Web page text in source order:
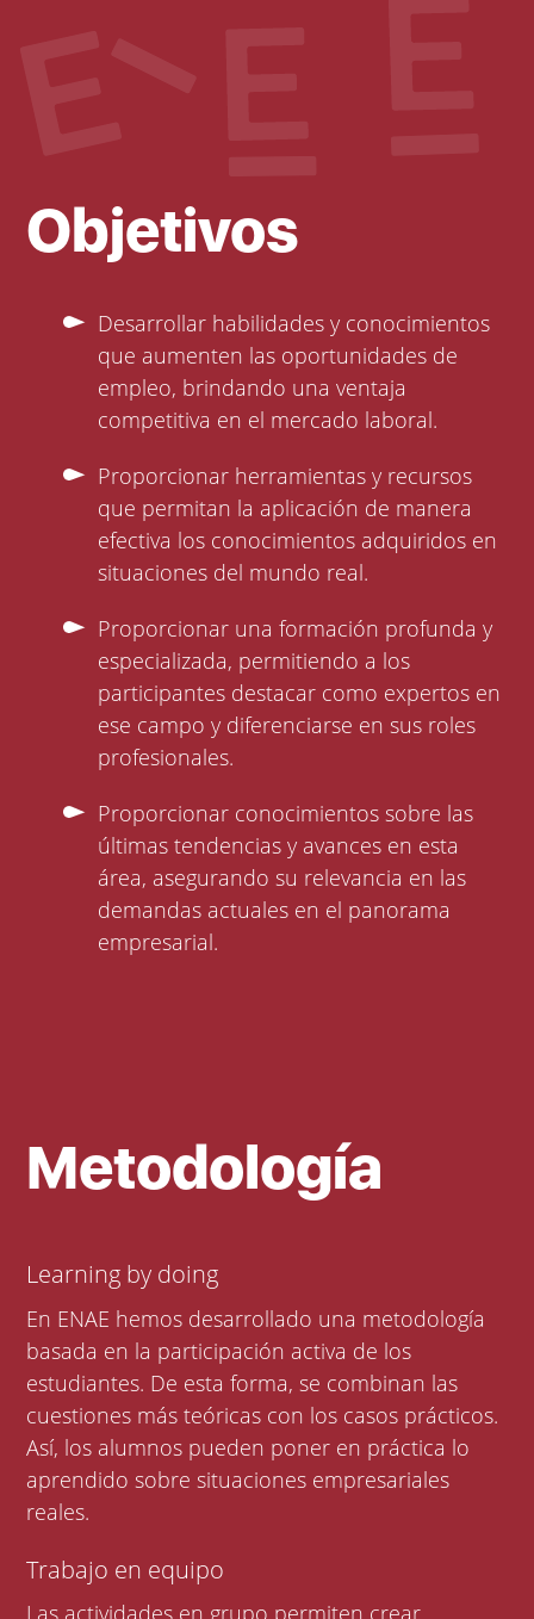
Objetivos
Desarrollar habilidades y conocimientos
que aumenten las oportunidades de
empleo, brindando una ventaja
competitiva en el mercado laboral.
Proporcionar herramientas y recursos
que permitan la aplicación de manera
efectiva los conocimientos adquiridos en
situaciones del mundo real.
Proporcionar una formación profunda y
especializada, permitiendo a los
participantes destacar como expertos en
ese campo y diferenciarse en sus roles
profesionales.
Proporcionar conocimientos sobre las
últimas tendencias y avances en esta
área, asegurando su relevancia en las
demandas actuales en el panorama
empresarial.
Metodología
Learning by doing
En ENAE hemos desarrollado una metodología
basada en la participación activa de los
estudiantes. De esta forma, se combinan las
cuestiones más teóricas con los casos prácticos.
Así, los alumnos pueden poner en práctica lo
aprendido sobre situaciones empresariales
reales.
Trabajo en equipo